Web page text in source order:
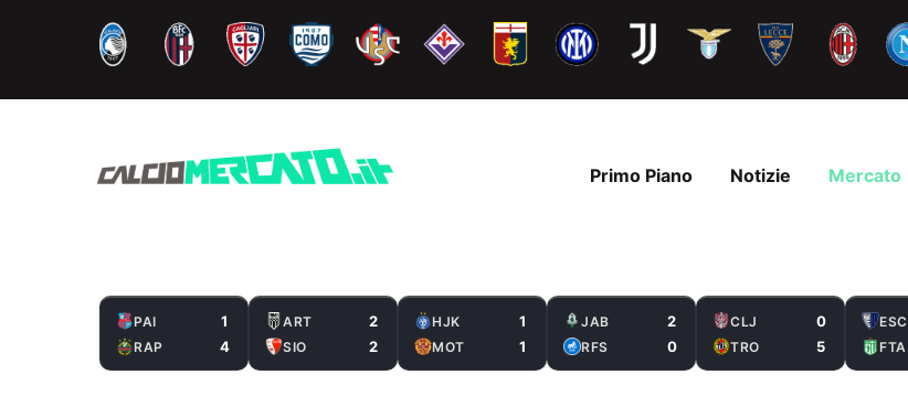
contenuto
Primo Piano Notizie Mercato
PAI 1
RAP 4
ART 2
SIO 2
HJK 1
MOT 1
JAB 2
RFS 0
CLJ 0
TRO 5
ESC
FTA